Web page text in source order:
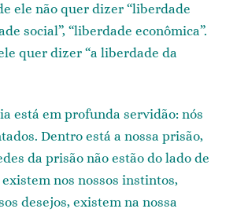
ele não quer dizer “liberdade
social”, “liberdade econômica”.
quer dizer “a liberdade da
está em profunda servidão: nós
Dentro está a nossa prisão,
da prisão não estão do lado de
nos nossos instintos,
desejos, existem na nossa